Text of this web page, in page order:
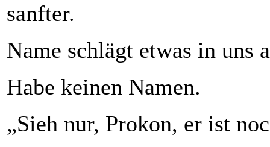
sanfter.
Name schlägt etwas in uns
Habe keinen Namen.
„Sieh nur, Prokon, er ist